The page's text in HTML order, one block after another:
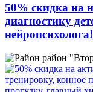
50% скидка на
диагностику
нейропсихолога!
район